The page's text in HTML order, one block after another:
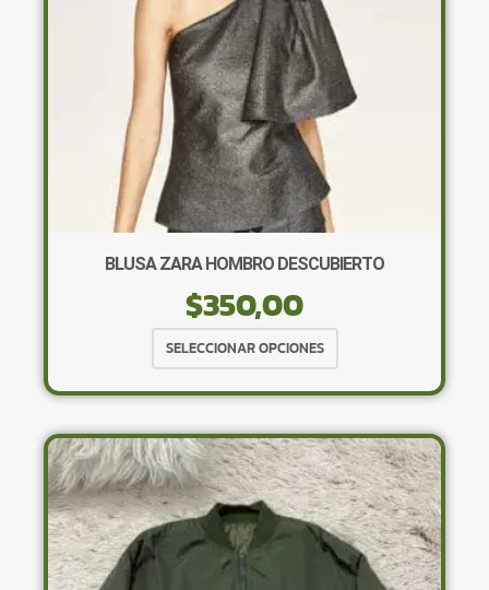
BLUSA ZARA HOMBRO DESCUBIERTO
$350,00
SELECCIONAR OPCIONES
producto
tiene
variantes.
Las
opciones
se
pueden
elegir